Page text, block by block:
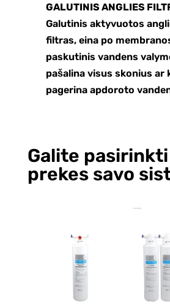
GALUTINIS ANGLIES
Galutinis aktyvuotos
filtras, eina po
paskutinis vandens
pašalina visus skonius ar
pagerina apdoroto
Galite
prekes savo